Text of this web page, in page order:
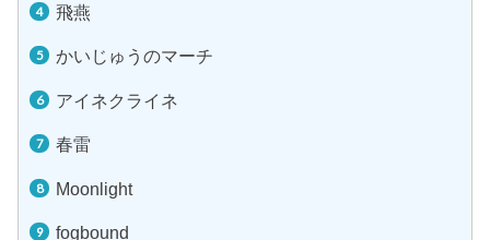
飛燕
かいじゅうのマーチ
アイネクライネ
春雷
Moonlight
fogbound